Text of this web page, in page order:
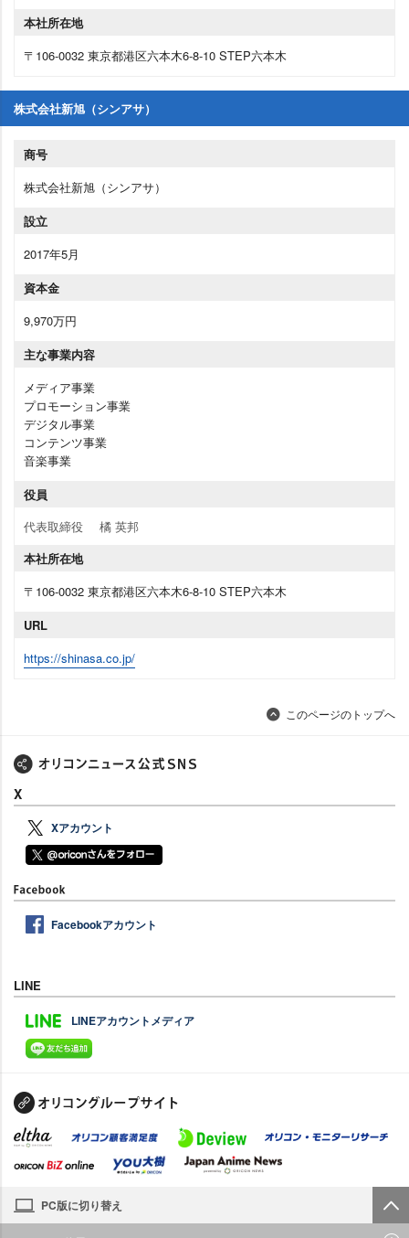
本社所在地
〒106-0032 東京都港区六本木6-8-10 STEP六本木
株式会社新旭（シンアサ）
商号
株式会社新旭（シンアサ）
設立
2017年5月
資本金
9,970万円
主な事業内容
メディア事業
プロモーション事業
デジタル事業
コンテンツ事業
音楽事業
役員
代表取締役
橘 英邦
本社所在地
〒106-0032 東京都港区六本木6-8-10 STEP六本木
URL
https://shinasa.co.jp/
このページのトップへ
X
Xアカウント
Facebookアカウント
LINE
LINEアカウントメディア
PC版に切り替え